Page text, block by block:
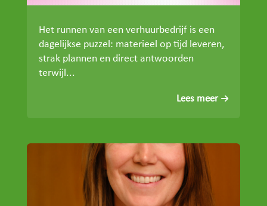
Het runnen van een verhuurbedrijf is een
dagelijkse puzzel: materieel op tijd leveren,
strak plannen en direct antwoorden
terwijl...
Lees meer